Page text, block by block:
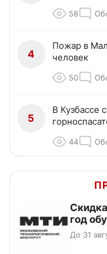
58
4
Пожар в
человек
50
5
В Кузбассе
44
год
До 31